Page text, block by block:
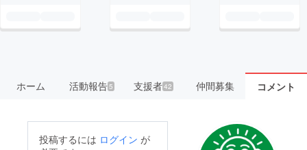
ホーム 活動報告5 支援者42 仲間募集 コメント
投稿するには ログイン が